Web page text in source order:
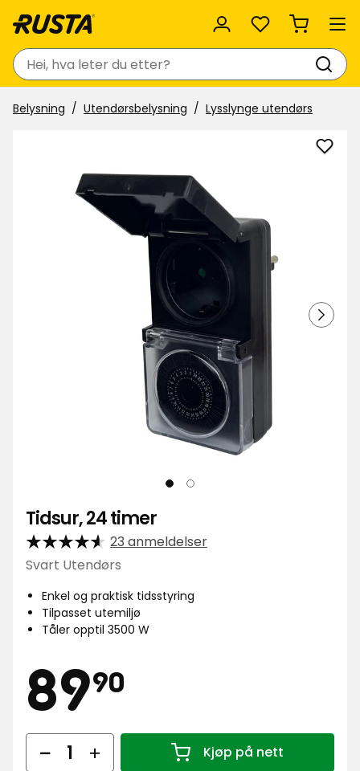
Favoritter
Søk
Belysning Utendørsbelysning Lysslynge utendørs
Legg
Tidsur, 24 timer
23 anmeldelser
Svart Utendørs
Enkel og praktisk tidsstyring
Tilpasset utemiljø
Tåler opptil 3500 W
Pris
8990
kr
Antall Kjøp på nett
Antall 1